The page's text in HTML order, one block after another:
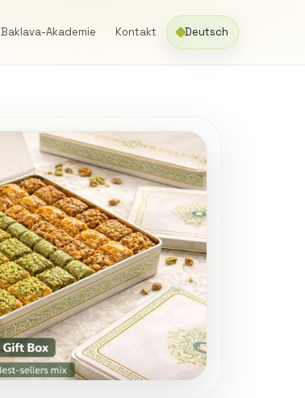
Baklava-Akademie Kontakt Deutsch